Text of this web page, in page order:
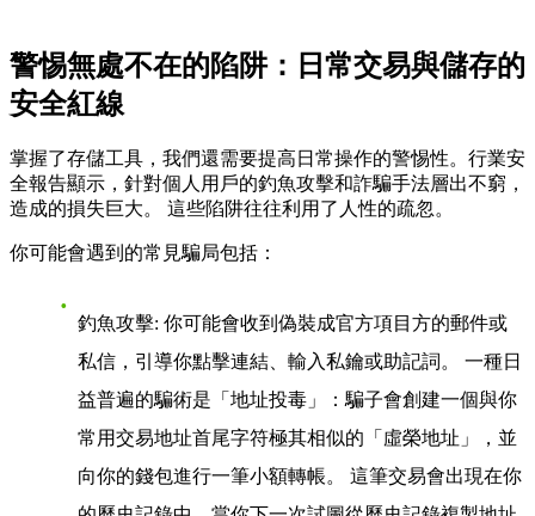
警惕無處不在的陷阱：日常交易與儲存的
安全紅線
掌握了存儲工具，我們還需要提高日常操作的警惕性。行業安
全報告顯示，針對個人用戶的釣魚攻擊和詐騙手法層出不窮，
造成的損失巨大。 這些陷阱往往利用了人性的疏忽。
你可能會遇到的常見騙局包括：
釣魚攻擊: 你可能會收到偽裝成官方項目方的郵件或
私信，引導你點擊連結、輸入私鑰或助記詞。 一種日
益普遍的騙術是「地址投毒」：騙子會創建一個與你
常用交易地址首尾字符極其相似的「虛榮地址」，並
向你的錢包進行一筆小額轉帳。 這筆交易會出現在你